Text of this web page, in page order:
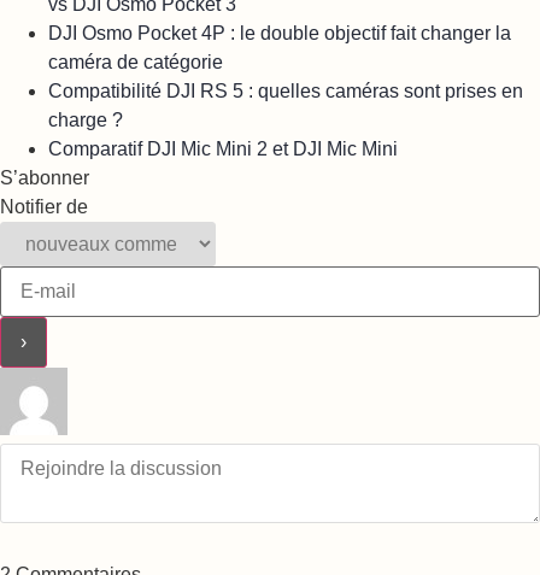
DJI Osmo Pocket 4P : le double objectif fait changer la
caméra de catégorie
Compatibilité DJI RS 5 : quelles caméras sont prises en
charge ?
Comparatif DJI Mic Mini 2 et DJI Mic Mini
S’abonner
Notifier de